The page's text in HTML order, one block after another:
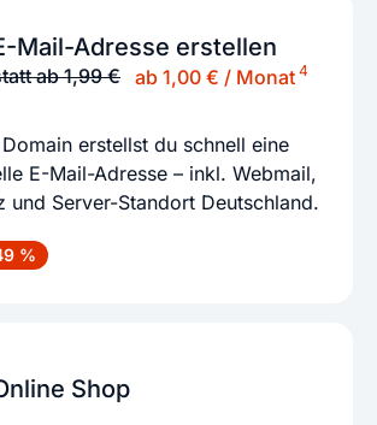
Mail-Adresse erstellen
ab 1,99 € ab 1,00 € / Monat4
erstellst du schnell eine
E-Mail-Adresse – inkl. Webmail,
und Server-Standort Deutschland.
%
Shop